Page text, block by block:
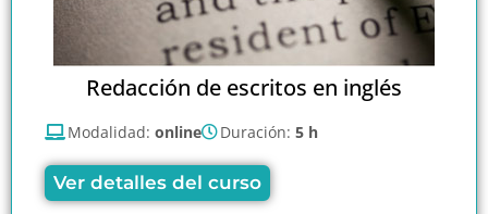
Redacción de escritos en inglés
Modalidad: online Duración: 5 h
Ver detalles del curso